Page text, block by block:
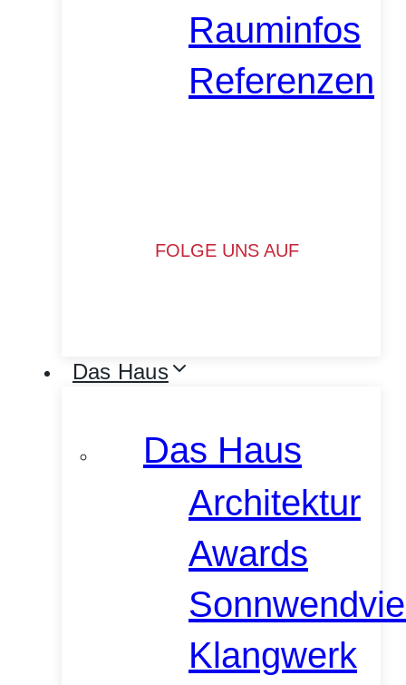
Rauminfos
Referenzen
FOLGE UNS AUF
Das Haus
Das Haus
Architektur
Awards
Klangwerk